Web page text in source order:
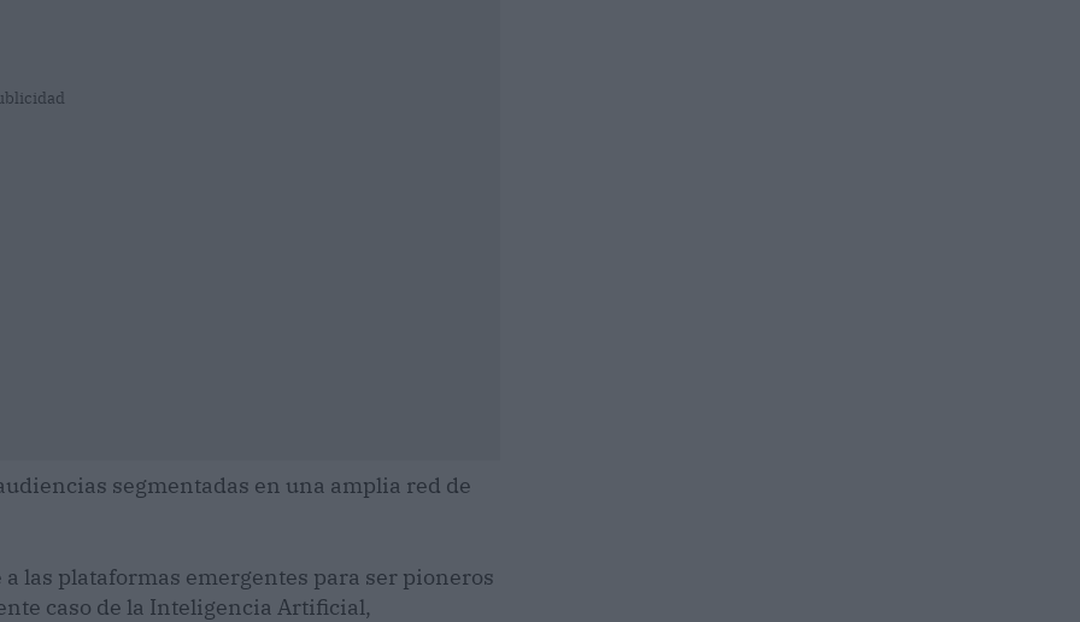
segmentadas en una amplia red de
las plataformas emergentes para ser pioneros
caso de la Inteligencia Artificial,